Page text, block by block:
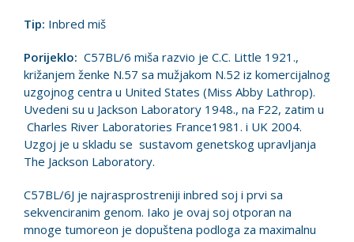
Tip: Inbred miš
Porijeklo: C57BL/6 miša razvio je C.C. Little 1921.,
križanjem ženke N.57 sa mužjakom N.52 iz komercijalnog
uzgojnog centra u United States (Miss Abby Lathrop).
Uvedeni su u Jackson Laboratory 1948., na F22, zatim u
Charles River Laboratories France1981. i UK 2004.
Uzgoj je u skladu se sustavom genetskog upravljanja
The Jackson Laboratory.
C57BL/6J je najrasprostreniji inbred soj i prvi sa
sekvenciranim genom. Iako je ovaj soj otporan na
mnoge tumoreon je dopuštena podloga za maximalnu